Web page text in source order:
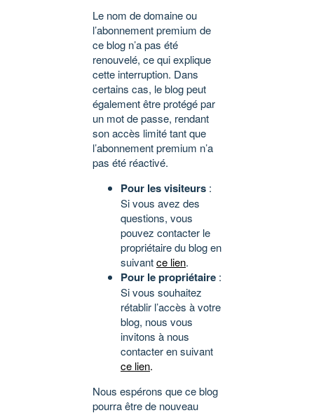
Le nom de domaine ou
l’abonnement premium de
ce blog n’a pas été
renouvelé, ce qui explique
cette interruption. Dans
certains cas, le blog peut
également être protégé par
un mot de passe, rendant
son accès limité tant que
l’abonnement premium n’a
pas été réactivé.
Pour les visiteurs :
Si vous avez des
questions, vous
pouvez contacter le
propriétaire du blog en
suivantce lien.
Pour le propriétaire :
Si vous souhaitez
rétablir l’accès à votre
blog, nous vous
invitons à nous
contacter en suivant
ce lien.
Nous espérons que ce blog
pourra être de nouveau